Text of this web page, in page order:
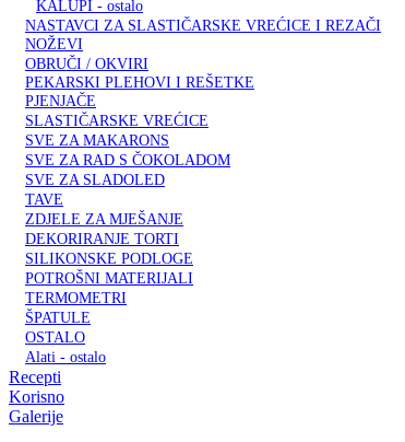
KALUPI - ostalo
NASTAVCI ZA SLASTIČARSKE VREĆICE I REZAČI
NOŽEVI
OBRUČI / OKVIRI
PEKARSKI PLEHOVI I REŠETKE
PJENJAČE
SLASTIČARSKE VREĆICE
SVE ZA MAKARONS
SVE ZA RAD S ČOKOLADOM
SVE ZA SLADOLED
TAVE
ZDJELE ZA MJEŠANJE
DEKORIRANJE TORTI
SILIKONSKE PODLOGE
POTROŠNI MATERIJALI
TERMOMETRI
ŠPATULE
OSTALO
Alati - ostalo
Recepti
Korisno
Galerije